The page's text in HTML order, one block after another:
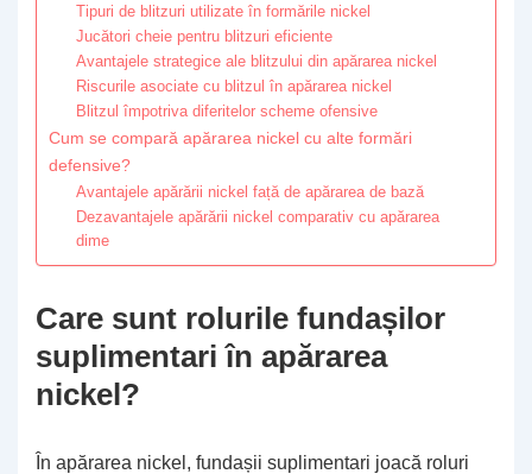
Tipuri de blitzuri utilizate în formările nickel
Jucători cheie pentru blitzuri eficiente
Avantajele strategice ale blitzului din apărarea nickel
Riscurile asociate cu blitzul în apărarea nickel
Blitzul împotriva diferitelor scheme ofensive
Cum se compară apărarea nickel cu alte formări
defensive?
Avantajele apărării nickel față de apărarea de bază
Dezavantajele apărării nickel comparativ cu apărarea
dime
Care sunt rolurile fundașilor
suplimentari în apărarea
nickel?
În apărarea nickel, fundașii suplimentari joacă roluri